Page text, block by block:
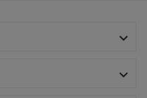

